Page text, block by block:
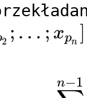
2 ; … ; xpn ]
n−1